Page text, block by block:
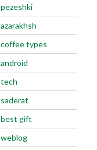
pezeshki
azarakhsh
coffee types
android
tech
saderat
best gift
weblog